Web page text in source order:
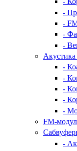
-
-
-
-
Акустика
-
-
-
-
-
FM-
-